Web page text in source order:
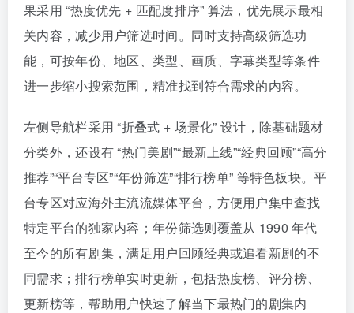
果采用 “热度优先 + 匹配度排序” 算法，优先展示最相
关内容，减少用户筛选时间。同时支持高级筛选功
能，可按年份、地区、类型、画质、字幕类型等条件
进一步缩小搜索范围，精准找到符合需求的内容。
左侧导航栏采用 “折叠式 + 场景化” 设计，除基础题材
分类外，还设有 “热门美剧”“最新上线”“经典回顾”“高分
推荐”“平台专区”“年份筛选”“排行榜单” 等特色板块。平
台专区对应海外主流流媒体平台，方便用户集中查找
特定平台的独家内容；年份筛选则覆盖从 1990 年代
至今的所有剧集，满足用户回顾经典或追看新剧的不
同需求；排行榜单实时更新，包括热度榜、评分榜、
更新榜等，帮助用户快速了解当下最热门的剧集内